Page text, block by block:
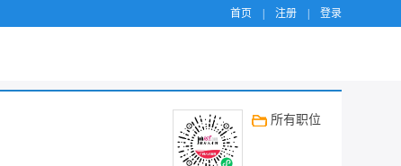
首页 注册 登录
所有职位